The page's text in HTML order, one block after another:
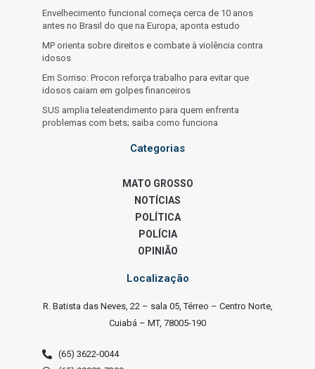
Envelhecimento funcional começa cerca de 10 anos
antes no Brasil do que na Europa, aponta estudo
MP orienta sobre direitos e combate à violência contra
idosos
Em Sorriso: Procon reforça trabalho para evitar que
idosos caiam em golpes financeiros
SUS amplia teleatendimento para quem enfrenta
problemas com bets; saiba como funciona
Categorias
MATO GROSSO
NOTÍCIAS
POLÍTICA
POLÍCIA
OPINIÃO
Localização
R. Batista das Neves, 22 – sala 05, Térreo – Centro Norte,
Cuiabá – MT, 78005-190
(65) 3622-0044